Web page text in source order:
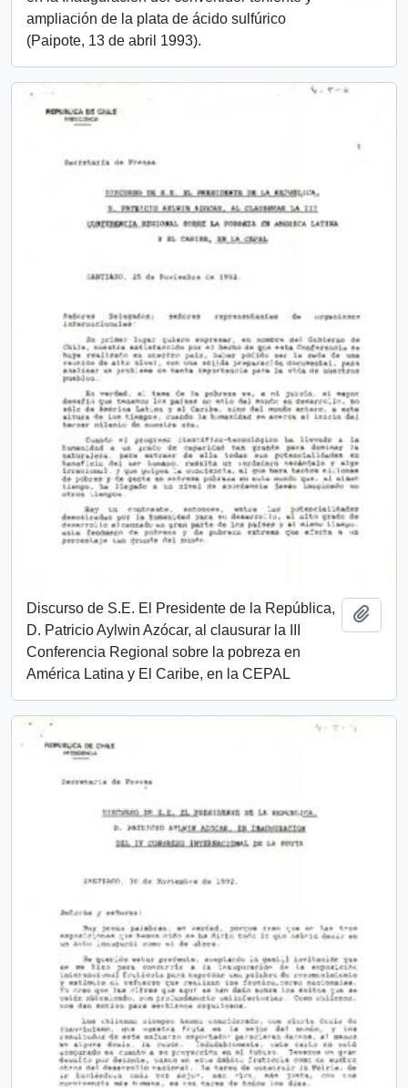
ampliación de la plata de ácido sulfúrico
(Paipote, 13 de abril 1993).
Discurso de S.E. El Presidente de la República,
D. Patricio Aylwin Azócar, al clausurar la III
Conferencia Regional sobre la pobreza en
América Latina y El Caribe, en la CEPAL